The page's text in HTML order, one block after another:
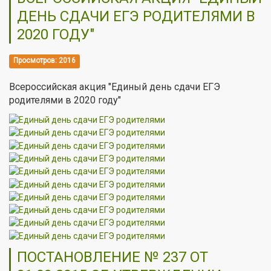
ДЕНЬ СДАЧИ ЕГЭ РОДИТЕЛЯМИ В
2020 ГОДУ"
Просмотров: 2016
Всероссийская акция "Единый день сдачи ЕГЭ
родителями в 2020 году"
ПОСТАНОВЛЕНИЕ № 237 ОТ